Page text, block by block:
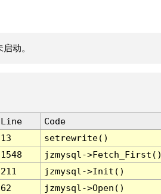
动。
Line
Code
13
setrewrite()
1548
jzmysql-
211
jzmysql->Init()
62
jzmysql->Open()